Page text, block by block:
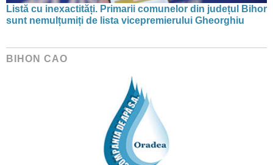
Listă cu inexactități. Primarii comunelor din județul Bihor
sunt nemulțumiți de lista vicepremierului Gheorghiu
BIHON CAO